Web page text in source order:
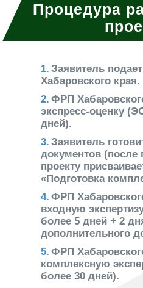
Процедура
Заявитель
Хабаровского края.
ФРП
экспресс-оценку
дней).
Заявитель
документов
проекту
«Подготовка
ФРП
входную
более 5 дней + 2
дополнительного
ФРП
комплексную
более 30 дней).